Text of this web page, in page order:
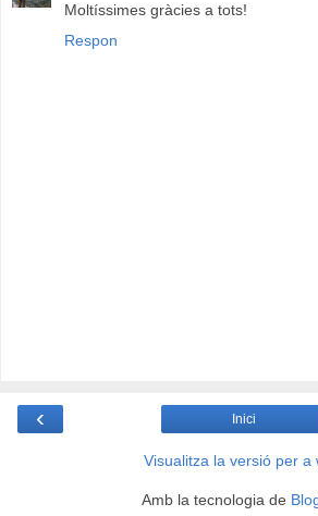
Moltíssimes gràcies a tots!
Respon
‹ Inici
Visualitza la versió per a
Amb la tecnologia de